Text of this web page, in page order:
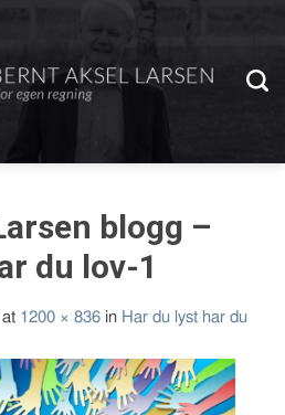
blogg –
du lov-1
at 1200 × 836 in Har du lyst har du